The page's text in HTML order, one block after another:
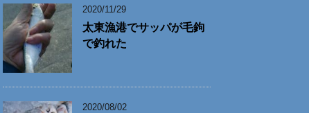
2020/11/29
太東漁港でサッパが毛鉤
で釣れた
2020/08/02